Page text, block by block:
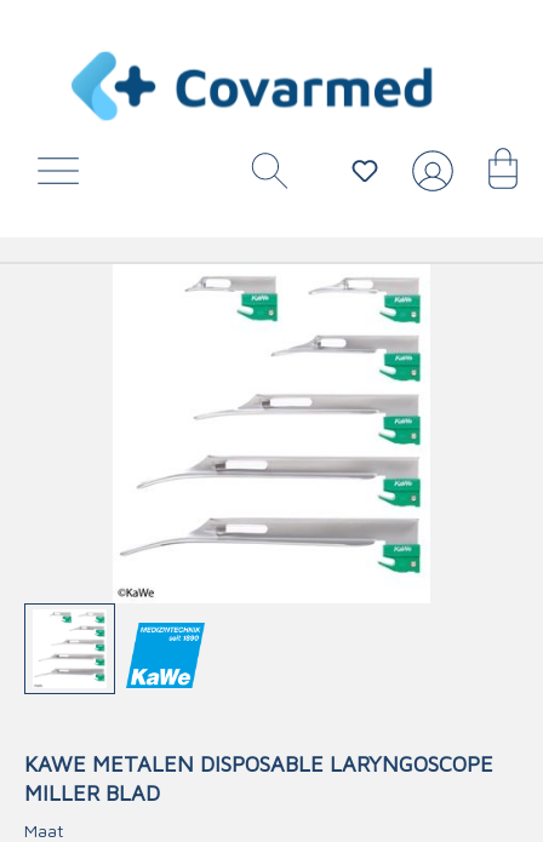
KAWE METALEN DISPOSABLE LARYNGOSCOPE
MILLER BLAD
Maat